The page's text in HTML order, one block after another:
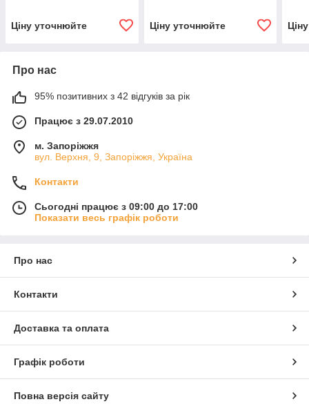
Ціну уточнюйте Ціну уточнюйте
Про нас
95% позитивних з 42 відгуків за рік
Працює з 29.07.2010
м. Запоріжжя
вул. Верхня, 9, Запоріжжя, Україна
Контакти
Сьогодні працює з 09:00 до 17:00
Показати весь графік роботи
Про нас
Контакти
Доставка та оплата
Графік роботи
Повна версія сайту